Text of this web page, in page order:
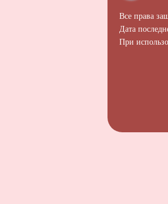
Все права
Дата
При